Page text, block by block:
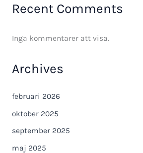
Recent Comments
Inga kommentarer att visa.
Archives
februari 2026
oktober 2025
september 2025
maj 2025